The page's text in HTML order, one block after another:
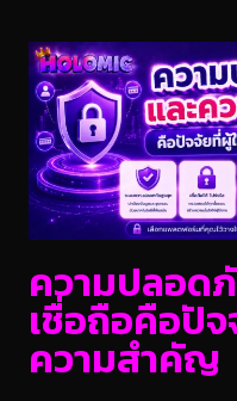
ความปลอด
เชื่อถือคือปั
ความสำคัญ